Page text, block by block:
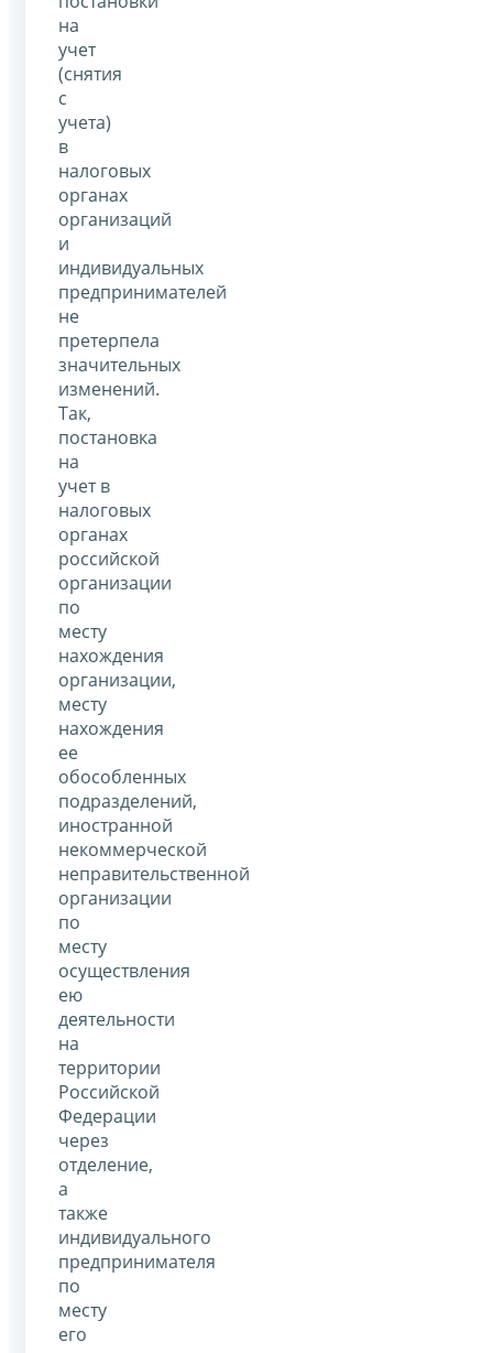
на
учет
(снятия
с
учета)
в
налоговых
органах
организаций
и
индивидуальных
предпринимателей
не
претерпела
значительных
изменений.
Так,
постановка
на
учет в
налоговых
органах
российской
организации
по
месту
нахождения
организации,
месту
нахождения
ее
обособленных
подразделений,
иностранной
некоммерческой
неправительственной
организации
по
месту
осуществления
ею
деятельности
на
территории
Российской
Федерации
через
отделение,
а
также
индивидуального
предпринимателя
по
месту
его